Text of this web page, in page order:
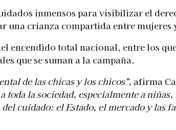
inmensos para visibilizar el
una crianza compartida entre mujeres
encendido total nacional, entre los
que se suman a la campaña.
de las chicas y los chicos”, afirma
toda la sociedad, especialmente a
cuidado: el Estado, el mercado y las